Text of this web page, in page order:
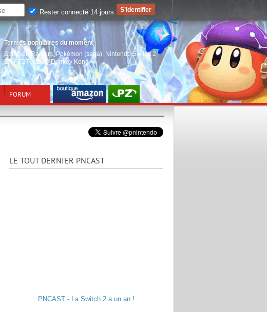
Termes populaires du moment
Splatoon Raiders, Pokémon (saga) Nintendo Switch 2,
EA FC27,LEGO Donkey Kong
FORUM
LE TOUT DERNIER PNCAST
PNCAST - La Switch 2 a un an !
Rester connecté 14 jours